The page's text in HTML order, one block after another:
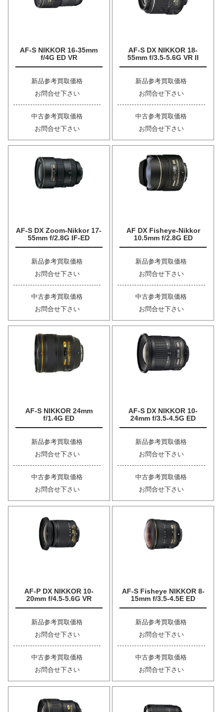
AF-S NIKKOR 16-35mm
f/4G ED VR
新品参考買取価格
お問合せ下さい
中古参考買取価格
お問合せ下さい
AF-S DX NIKKOR 18-
55mm f/3.5-5.6G VR II
新品参考買取価格
お問合せ下さい
中古参考買取価格
お問合せ下さい
AF-S DX Zoom-Nikkor 17-
55mm f/2.8G IF-ED
新品参考買取価格
お問合せ下さい
中古参考買取価格
お問合せ下さい
AF DX Fisheye-Nikkor
10.5mm f/2.8G ED
新品参考買取価格
お問合せ下さい
中古参考買取価格
お問合せ下さい
AF-S NIKKOR 24mm
f/1.4G ED
新品参考買取価格
お問合せ下さい
中古参考買取価格
お問合せ下さい
AF-S DX NIKKOR 10-
24mm f/3.5-4.5G ED
新品参考買取価格
お問合せ下さい
中古参考買取価格
お問合せ下さい
AF-P DX NIKKOR 10-
20mm f/4.5-5.6G VR
新品参考買取価格
お問合せ下さい
中古参考買取価格
お問合せ下さい
AF-S Fisheye NIKKOR 8-
15mm f/3.5-4.5E ED
新品参考買取価格
お問合せ下さい
中古参考買取価格
お問合せ下さい